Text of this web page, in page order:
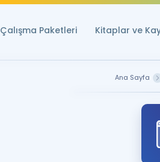
Çalışma Paketleri Kitaplar ve
Ana Sayfa